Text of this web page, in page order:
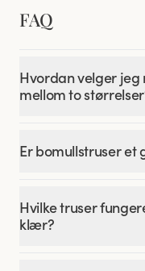
FAQ
Hvordan velger jeg
mellom to
Er bomullstruser et
Hvilke truser
klær?